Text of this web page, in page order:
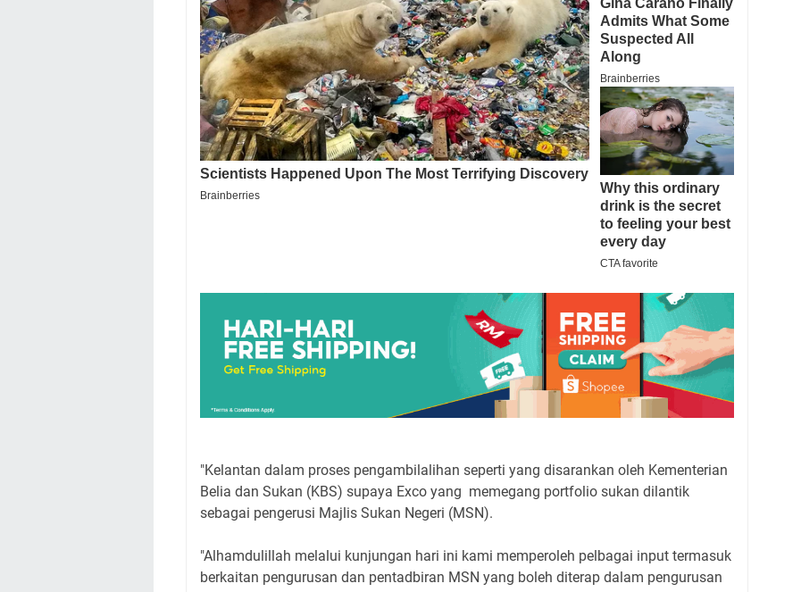
"Kelantan dalam proses pengambilalihan seperti yang disarankan oleh Kementerian
Belia dan Sukan (KBS) supaya Exco yang memegang portfolio sukan dilantik
sebagai pengerusi Majlis Sukan Negeri (MSN).
"Alhamdulillah melalui kunjungan hari ini kami memperoleh pelbagai input termasuk
berkaitan pengurusan dan pentadbiran MSN yang boleh diterap dalam pengurusan